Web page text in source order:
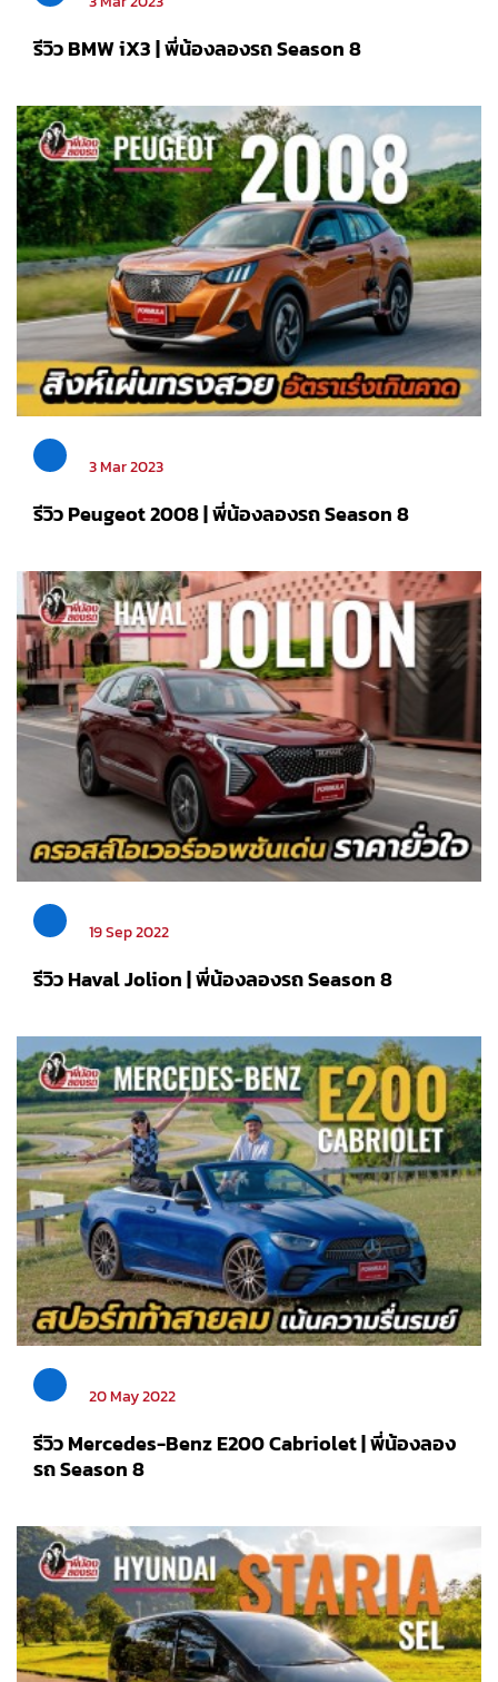
รีวิว BMW iX3 | พี่น้องลองรถ Season 8
3 Mar 2023
รีวิว Peugeot 2008 | พี่น้องลองรถ Season 8
19 Sep 2022
รีวิว Haval Jolion | พี่น้องลองรถ Season 8
20 May 2022
รีวิว Mercedes-Benz E200 Cabriolet | พี่น้องลอง
รถ Season 8